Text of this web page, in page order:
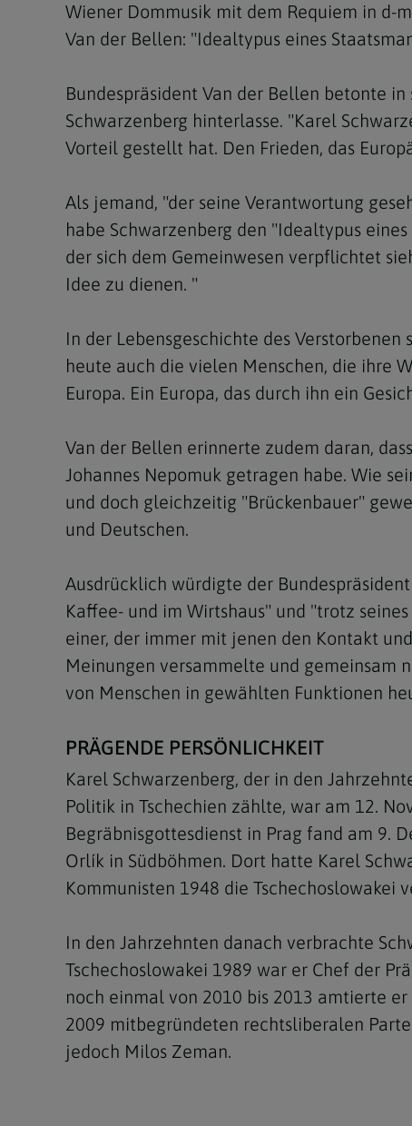
Wiener Dommusik mit dem Requiem in d-
Van der Bellen: "Idealtypus eines
Bundespräsident Van der Bellen betonte
Schwarzenberg hinterlasse. "Karel
Vorteil gestellt hat. Den Frieden, das
Als jemand, "der seine Verantwortung
habe Schwarzenberg den "Idealtypus
der sich dem Gemeinwesen verpflichtet
Idee zu dienen. "
In der Lebensgeschichte des
heute auch die vielen Menschen, die ihre
Europa. Ein Europa, das durch ihn ein
Van der Bellen erinnerte zudem daran,
Johannes Nepomuk getragen habe. Wie
und doch gleichzeitig "Brückenbauer"
und Deutschen.
Ausdrücklich würdigte der
Kaffee- und im Wirtshaus" und "trotz
einer, der immer mit jenen den Kontakt
Meinungen versammelte und gemeinsam
von Menschen in gewählten Funktionen
PRÄGENDE PERSÖNLICHKEIT
Karel Schwarzenberg, der in den
Politik in Tschechien zählte, war am 12.
Begräbnisgottesdienst in Prag fand am 9.
Orlík in Südböhmen. Dort hatte Karel
Kommunisten 1948 die Tschechoslowakei
In den Jahrzehnten danach verbrachte
Tschechoslowakei 1989 war er Chef der
noch einmal von 2010 bis 2013 amtierte
2009 mitbegründeten rechtsliberalen
jedoch Milos Zeman.